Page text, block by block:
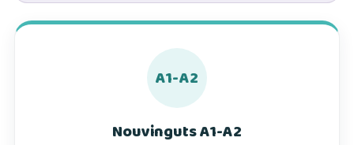
A1-A2
Nouvinguts A1-A2